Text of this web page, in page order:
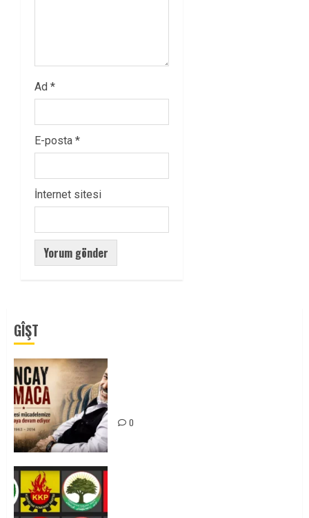
Ad *
E-posta *
İnternet sitesi
GÎŞT
0